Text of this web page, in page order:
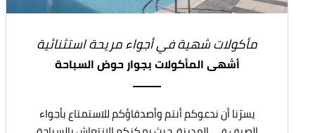
مأكولات شهية في أجواء مريحة استثنائية
أشهى المأكولات بجوار حوض السباحة
يسرّنا أن ندعوكم أنتم وأصدقاؤكم للاستمتاع بأجواء